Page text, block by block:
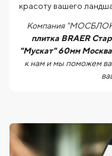
красоту вашего
Компания
плитка BRAER
"Мускат" 60мм Москва
к нам и мы поможем